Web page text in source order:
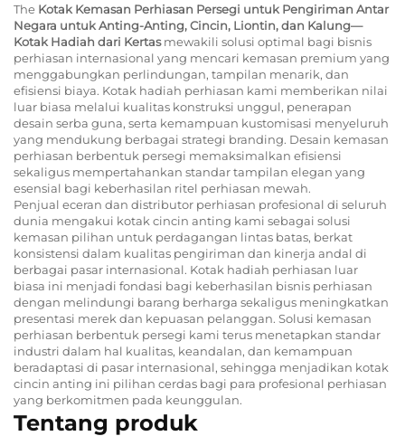
The Kotak Kemasan Perhiasan Persegi untuk Pengiriman Antar
Negara untuk Anting-Anting, Cincin, Liontin, dan Kalung—
Kotak Hadiah dari Kertasmewakili solusi optimal bagi bisnis
perhiasan internasional yang mencari kemasan premium yang
menggabungkan perlindungan, tampilan menarik, dan
efisiensi biaya. Kotak hadiah perhiasan kami memberikan nilai
luar biasa melalui kualitas konstruksi unggul, penerapan
desain serba guna, serta kemampuan kustomisasi menyeluruh
yang mendukung berbagai strategi branding. Desain kemasan
perhiasan berbentuk persegi memaksimalkan efisiensi
sekaligus mempertahankan standar tampilan elegan yang
esensial bagi keberhasilan ritel perhiasan mewah.
Penjual eceran dan distributor perhiasan profesional di seluruh
dunia mengakui kotak cincin anting kami sebagai solusi
kemasan pilihan untuk perdagangan lintas batas, berkat
konsistensi dalam kualitas pengiriman dan kinerja andal di
berbagai pasar internasional. Kotak hadiah perhiasan luar
biasa ini menjadi fondasi bagi keberhasilan bisnis perhiasan
dengan melindungi barang berharga sekaligus meningkatkan
presentasi merek dan kepuasan pelanggan. Solusi kemasan
perhiasan berbentuk persegi kami terus menetapkan standar
industri dalam hal kualitas, keandalan, dan kemampuan
beradaptasi di pasar internasional, sehingga menjadikan kotak
cincin anting ini pilihan cerdas bagi para profesional perhiasan
yang berkomitmen pada keunggulan.
Tentang produk